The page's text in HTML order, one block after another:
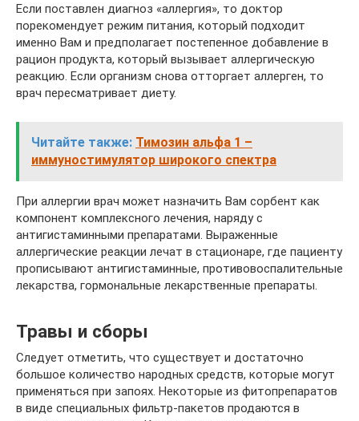
Если поставлен диагноз «аллергия», то доктор
порекомендует режим питания, который подходит
именно Вам и предполагает постепенное добавление в
рацион продукта, который вызывает аллергическую
реакцию. Если организм снова отторгает аллерген, то
врач пересматривает диету.
Читайте также: Тимозин альфа 1 –
иммуностимулятор широкого спектра
При аллергии врач может назначить Вам сорбент как
компонент комплексного лечения, наряду с
антигистаминными препаратами. Выраженные
аллергические реакции лечат в стационаре, где пациенту
прописывают антигистаминные, противовоспалительные
лекарства, гормональные лекарственные препараты.
Травы и сборы
Следует отметить, что существует и достаточно
большое количество народных средств, которые могут
применяться при запоях. Некоторые из фитопрепаратов
в виде специальных фильтр-пакетов продаются в